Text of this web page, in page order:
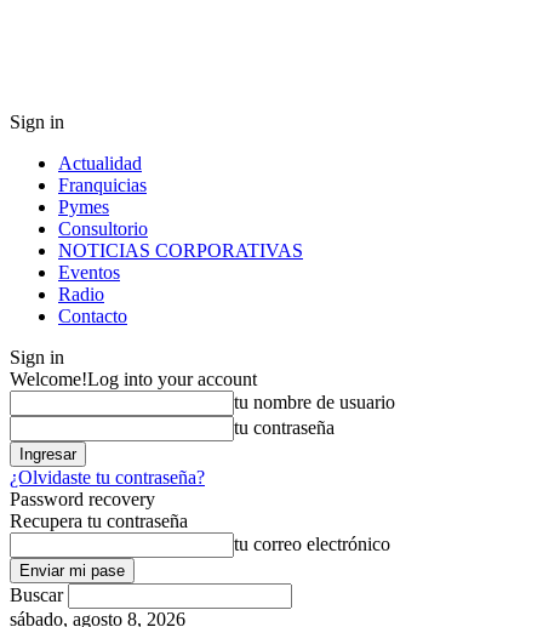
Sign in
Actualidad
Franquicias
Pymes
Consultorio
NOTICIAS CORPORATIVAS
Eventos
Radio
Contacto
Sign in
Welcome!Log into your account
tu nombre de usuario
tu contraseña
¿Olvidaste tu contraseña?
Password recovery
Recupera tu contraseña
tu correo electrónico
Buscar
sábado, agosto 8, 2026